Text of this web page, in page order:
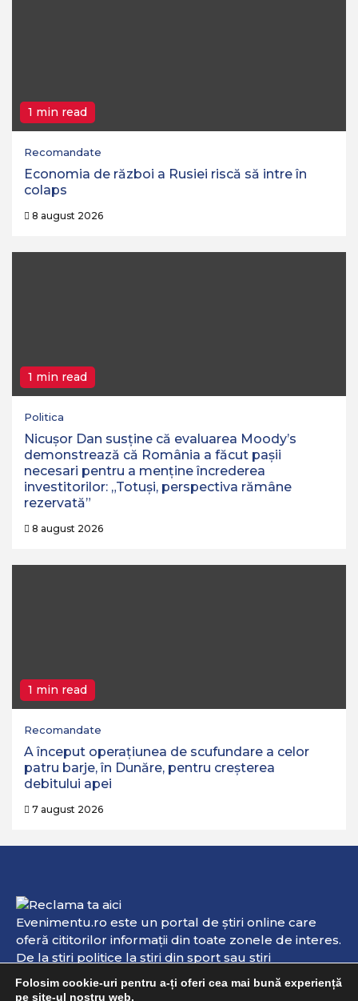
1 min read
Recomandate
Economia de război a Rusiei riscă să intre în
colaps
8 august 2026
1 min read
Politica
Nicușor Dan susține că evaluarea Moody’s
demonstrează că România a făcut pașii
necesari pentru a menține încrederea
investitorilor: „Totuși, perspectiva rămâne
rezervată”
8 august 2026
1 min read
Recomandate
A început operaţiunea de scufundare a celor
patru barje, în Dunăre, pentru creşterea
debitului apei
7 august 2026
Evenimentu.ro este un portal de ştiri online care
oferă cititorilor informaţii din toate zonele de interes.
De la ştiri politice la ştiri din sport sau ştiri
internaţionale, aici veţi găsi informaţii de interes şi
evenimente online. Dacă aveţi vreo ştire sau
Folosim cookie-uri pentru a-ți oferi cea mai bună experiență
pe site-ul nostru web.